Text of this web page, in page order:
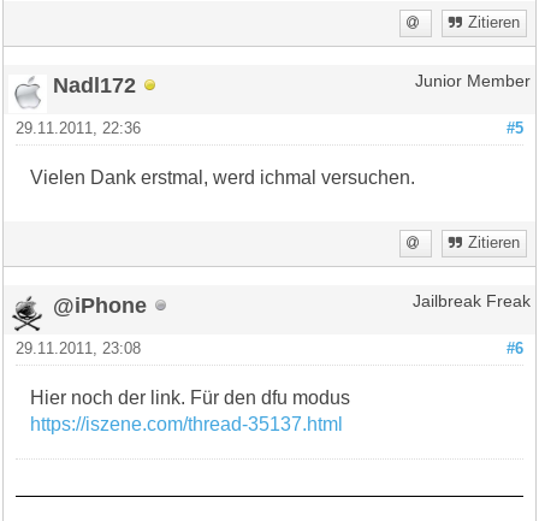
Zitieren
Nadl172 Junior Member
#5
29.11.2011, 22:36
Vielen Dank erstmal, werd ichmal versuchen.
Zitieren
@iPhone Jailbreak Freak
#6
29.11.2011, 23:08
Hier noch der link. Für den dfu modus
https://iszene.com/thread-35137.html